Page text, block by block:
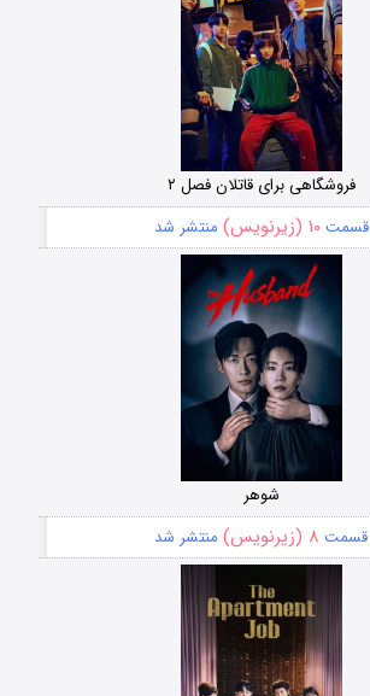
فروشگاهی برای قاتلان فصل ۲
قسمت۱۰ (زیرنویس) منتشر شد
شوهر
قسمت ۸ (زیرنویس) منتشر شد